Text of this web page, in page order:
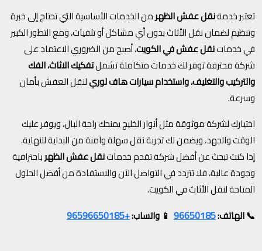
تعتبر خدمةنقل عفش الظهرمن الخدمات الأساسية التي تحتاج إلى خبرة
وتنظيم لضمان نقل الأثاث بدون أي مشاكل أو تلفيات، ومع التطور الكبير
في خدماتنقل عفش في الكويت، أصبح من الضروري الاعتماد على
شركة محترفة توفر لك خدمات متكاملة تشملتفكيك الاثاث، الفك
والتركيب والتغليف، واستخدام سيارات هاف لوريلنقل العفش بأمان
وسرعة.
اختيارك لشركة موثوقة مثل أنوار الخليج يمنحك راحة البال، ويوفر عليك
الوقت والجهد، ويضمن لك تجربة نقل سهلة وآمنة من البداية للنهاية.
إذا كنت تبحث عن أفضل شركة تقدم خدماتنقل عفش الظهرباحترافية
وجودة عالية، فلا تتردد في التواصل الآن والاستفادة من أفضل الحلول
المتاحة لنقل الأثاث في الكويت.
📞 الهاتف:96650185 📱 واتساب:+96596650185